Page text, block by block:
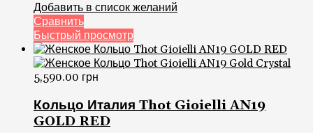
Добавить в список желаний
Сравнить
Быстрый просмотр
5,590.00 грн
Кольцо Италия Thot Gioielli AN19
GOLD RED